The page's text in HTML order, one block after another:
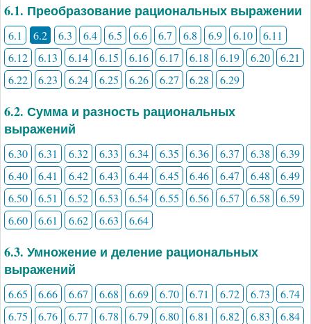
6.1. Преобразование рациональных выражении
6.1 6.2 6.3 6.4 6.5 6.6 6.7 6.8 6.9 6.10
6.11
6.12
6.13 6.14 6.15 6.16 6.17 6.18 6.19 6.20
6.21
6.22
6.23 6.24 6.25 6.26 6.27 6.28 6.29
6.2. Сумма и разность рациональных
выражений
6.30 6.31 6.32 6.33 6.34 6.35 6.36 6.37 6.38
6.39
6.40
6.41 6.42 6.43 6.44 6.45 6.46 6.47 6.48
6.49
6.50
6.51 6.52 6.53 6.54 6.55 6.56 6.57 6.58
6.59
6.60
6.61 6.62 6.63 6.64
6.3. Умножение и деление рациональных
выражений
6.65 6.66 6.67 6.68 6.69 6.70 6.71 6.72 6.73
6.74
6.75
6.76 6.77 6.78 6.79 6.80 6.81 6.82 6.83
6.84